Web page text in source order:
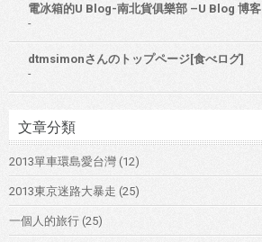
電冰箱的U Blog-南北貨俱樂部 –U Blog 博客
-
dtmsimonさんのトップページ[食べログ]
-
文章分類
2013單車環島愛台灣 (12)
2013東京迷路大暴走 (25)
一個人的旅行 (25)